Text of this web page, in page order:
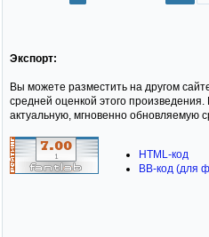
Экспорт:
Вы можете разместить на другом
средней оценкой этого произведения.
актуальную, мгновенно обновляемую
HTML-код
BB-код (для